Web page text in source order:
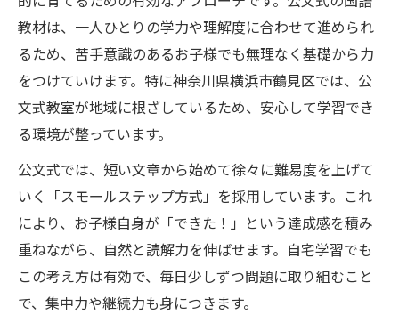
教材は、一人ひとりの学力や理解度に合わせて進められ
るため、苦手意識のあるお子様でも無理なく基礎から力
をつけていけます。特に神奈川県横浜市鶴見区では、公
文式教室が地域に根ざしているため、安心して学習でき
る環境が整っています。
公文式では、短い文章から始めて徐々に難易度を上げて
いく「スモールステップ方式」を採用しています。これ
により、お子様自身が「できた！」という達成感を積み
重ねながら、自然と読解力を伸ばせます。自宅学習でも
この考え方は有効で、毎日少しずつ問題に取り組むこと
で、集中力や継続力も身につきます。